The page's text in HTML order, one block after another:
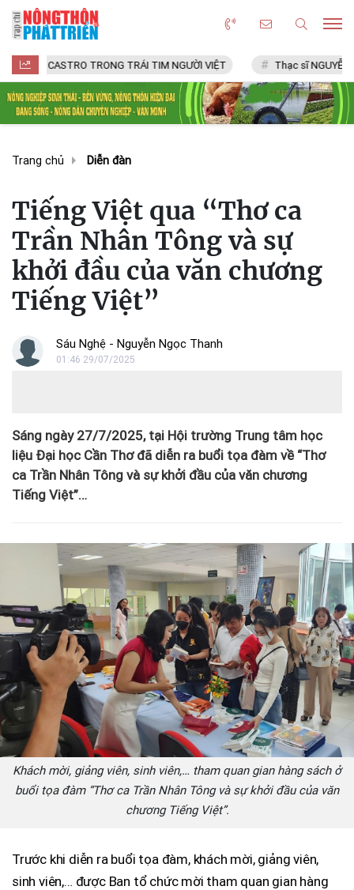
TRONG TRÁI TIM NGƯỜI VIỆT Thạc sĩ NGUYỄN VĂN CHÍ
Trang chủ Diễn đàn
Tiếng Việt qua “Thơ ca
Trần Nhân Tông và sự
khởi đầu của văn chương
Tiếng Việt”
Sáu Nghệ - Nguyễn Ngọc Thanh
01:46 29/07/2025
Sáng ngày 27/7/2025, tại Hội trường Trung tâm học
liệu Đại học Cần Thơ đã diễn ra buổi tọa đàm về “Thơ
ca Trần Nhân Tông và sự khởi đầu của văn chương
Tiếng Việt”…
Khách mời, giảng viên, sinh viên,… tham quan gian hàng sách ở
buổi tọa đàm “Thơ ca Trần Nhân Tông và sự khởi đầu của văn
chương Tiếng Việt”.
Trước khi diễn ra buổi tọa đàm, khách mời, giảng viên,
sinh viên,… được Ban tổ chức mời tham quan gian hàng